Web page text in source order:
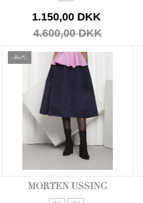
1.150,00 DKK
4.600,00 DKK
-80%
MORTEN USSING